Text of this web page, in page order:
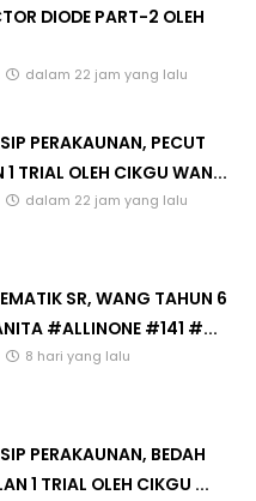
DIODE PART-2 OLEH
dalam 22 jam yang lalu
PERAKAUNAN, PECUT
1 TRIAL OLEH CIKGU WAN...
dalam 22 jam yang lalu
SR, WANG TAHUN 6
#ALLINONE #141 #...
8 hari yang lalu
PERAKAUNAN, BEDAH
1 TRIAL OLEH CIKGU ...